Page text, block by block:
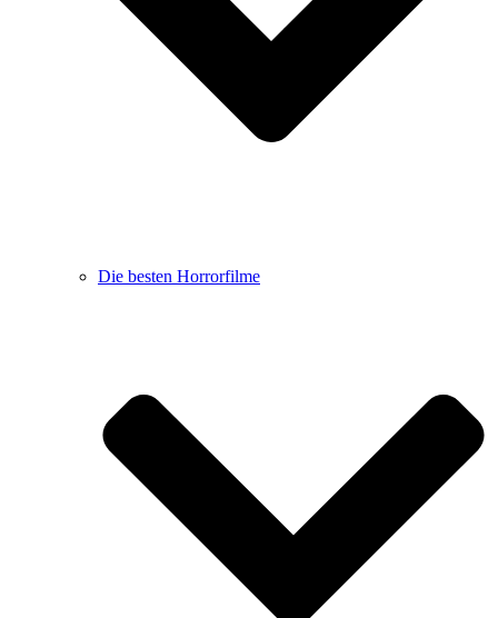
Die besten Horrorfilme